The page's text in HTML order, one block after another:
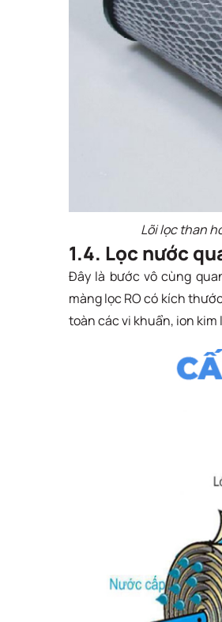
Lõi lọc than
1.4. Lọc nước
Đây là bước vô cùng
màng lọc RO có kích
toàn các vi khuẩn, ion kim